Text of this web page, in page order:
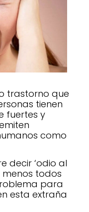
trastorno que
tienen
fuertes y
como
decir ‘odio al
menos todos
para
esta extraña